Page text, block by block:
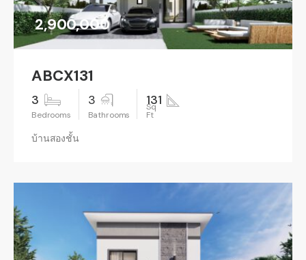
2,900,000
ABCX131
3 3 131
บ้านสองชั้น